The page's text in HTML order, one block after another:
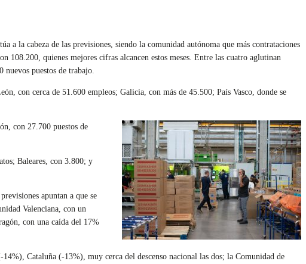
a la cabeza de las previsiones, siendo la comunidad autónoma que más contrataciones
108.200, quienes mejores cifras alcancen estos meses. Entre las cuatro aglutinan
nuevos puestos de trabajo.
con cerca de 51.600 empleos; Galicia, con más de 45.500; País Vasco, donde se
con 27.700 puestos de
Baleares, con 3.800; y
previsiones apuntan a que se
Valenciana, con un
con una caída del 17%
Cataluña (-13%), muy cerca del descenso nacional las dos; la Comunidad de